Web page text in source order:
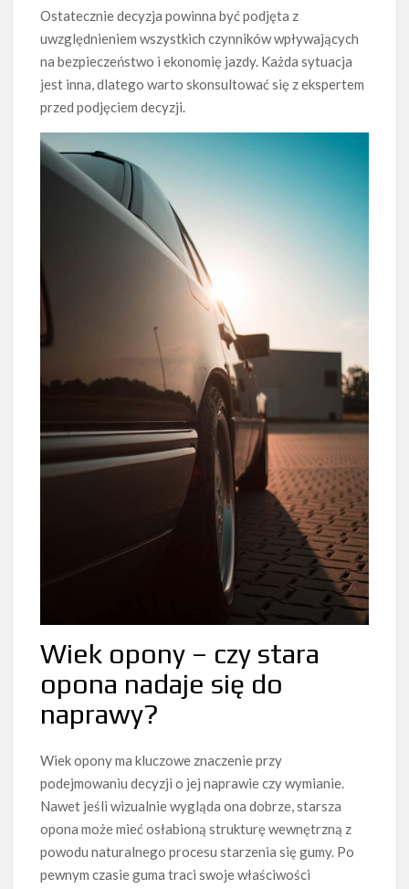
Ostatecznie decyzja powinna być podjęta z
uwzględnieniem wszystkich czynników wpływających
na bezpieczeństwo i ekonomię jazdy. Każda sytuacja
jest inna, dlatego warto skonsultować się z ekspertem
przed podjęciem decyzji.
Wiek opony – czy stara
opona nadaje się do
naprawy?
Wiek opony ma kluczowe znaczenie przy
podejmowaniu decyzji o jej naprawie czy wymianie.
Nawet jeśli wizualnie wygląda ona dobrze, starsza
opona może mieć osłabioną strukturę wewnętrzną z
powodu naturalnego procesu starzenia się gumy. Po
pewnym czasie guma traci swoje właściwości